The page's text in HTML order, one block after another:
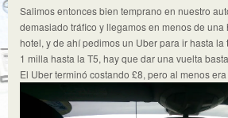
Salimos entonces bien temprano en nuestro
demasiado tráfico y llegamos en menos de una
hotel, y de ahí pedimos un Uber para ir hasta la
1 milla hasta la T5, hay que dar una vuelta
El Uber terminó costando £8, pero al menos